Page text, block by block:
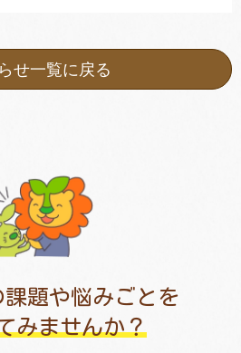
せ一覧に戻る
課題や悩みごとを
みませんか？